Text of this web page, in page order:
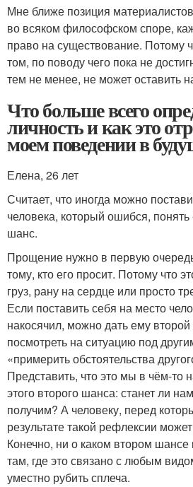
Мне ближе позиция
во всяком философском споре,
право на существование. Потому
том, по поводу чего пока не
тем не менее, не может оставить
Что больше всего
личность и как это
моем поведении в
Елена, 26 лет
Считает, что иногда можно
человека, который ошибся, понять
шанс.
Прощение нужно в первую
тому, кто его просит. Потому что
груз, рану на сердце или просто
Если поставить себя на место
накосячил, можно дать ему
посмотреть на ситуацию под
«примерить обстоятельства
Представить, что это мы в чём-то
этого второго шанса: станет ли
получим? А человеку, перед
результате такой рефлексии
Конечно, ни о каком втором шансе
там, где это связано с любым
уместно рубить сплеча.